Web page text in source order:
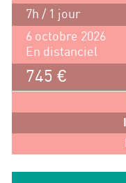
7h / 1 jour
6 octobre 2026
En distanciel
745 €